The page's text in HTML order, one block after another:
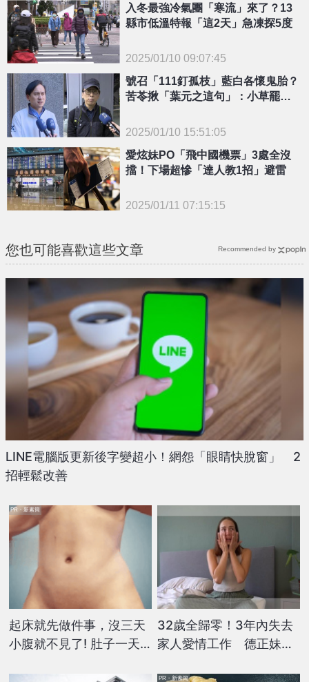
{PLAYICON}
入冬最強冷氣團「寒流」來了？13
縣市低溫特報「這2天」急凍探5度
2025/01/10 09:07:45
{PLAYICON}
號召「111釘孤枝」藍白各懷鬼胎？
苦苓揪「葉元之這句」：小草罷了
2025/01/10 15:51:05
愛炫妹PO「飛中國機票」3處全沒
擋！下場超慘「達人教1招」避雷
2025/01/11 07:15:15
您也可能喜歡這些文章
LINE電腦版更新後字變超小！網怨「眼睛快脫窗」 2
招輕鬆改善
起床就先做件事，沒三天
小腹就不見了! 肚子一天
PR・新素簡
32歲全歸零！3年內失去
家人愛情工作 德正妹
PR・新素簡
Recommended by